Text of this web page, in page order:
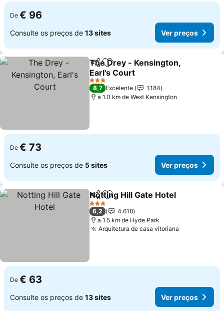
De € 96
Consulte os preços de 13 sites Ver preços
PartilharAdicionar aos favoritos
The Drey - Kensington,
Earl's Court
Ver preços
3 Estrelas
8,7 Excelente
1.184
a 1.0 km de West Kensington
De € 73
Consulte os preços de 5 sites Ver preços
PartilharAdicionar aos favoritos
Notting Hill Gate Hotel
3 Estrelas
6,2
4.618
a 1.5 km de Hyde Park
Arquitetura de casa vitoriana
De € 63
Consulte os preços de 13 sites Ver preços